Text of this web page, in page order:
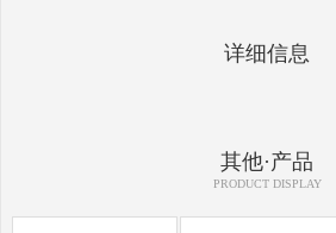
详细信息
其他·产品
PRODUCT DISPLAY